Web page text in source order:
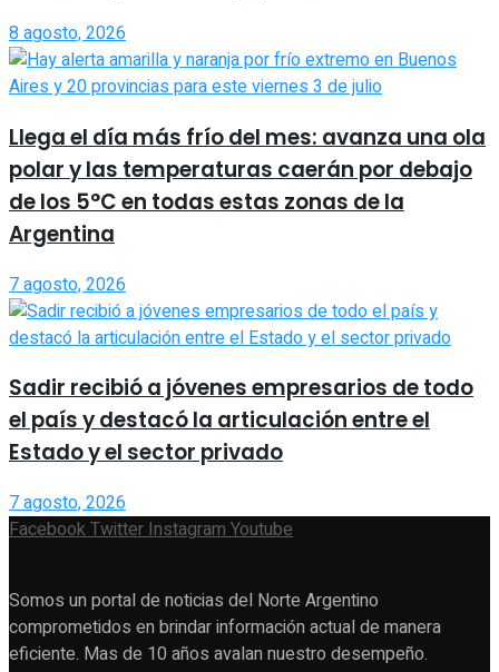
8 agosto, 2026
Llega el día más frío del mes: avanza una ola
polar y las temperaturas caerán por debajo
de los 5°C en todas estas zonas de la
Argentina
7 agosto, 2026
Sadir recibió a jóvenes empresarios de todo
el país y destacó la articulación entre el
Estado y el sector privado
7 agosto, 2026
FacebookTwitterInstagramYoutube
Somos un portal de noticias del Norte Argentino
comprometidos en brindar información actual de manera
eficiente. Mas de 10 años avalan nuestro desempeño.